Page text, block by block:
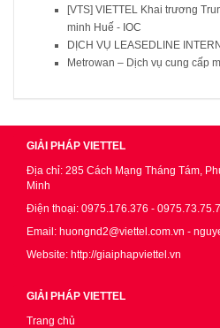
[VTS] VIETTEL Khai trương
minh Huế - IOC
DỊCH VỤ LEASEDLINE
Metrowan – Dịch vụ cung cấp
GIẢI PHÁP VIETTEL
Địa chỉ: 285 Cách Mạng Tháng Tám,
Minh
Điện thoại: 0975.176.376 -
Email: huongnd2@viettel.com.vn -
Website: http://giaiphapviettel.vn
GIẢI PHÁP VIETTEL
Trang chủ